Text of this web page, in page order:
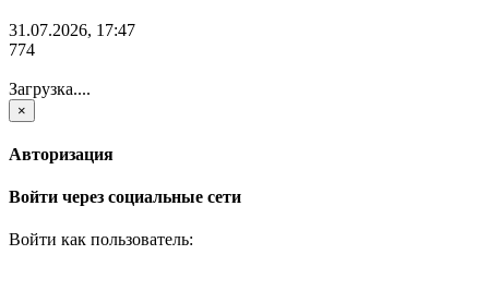
31.07.2026, 17:47
774
Загрузка....
×
Авторизация
Войти через социальные сети
Войти как пользователь: